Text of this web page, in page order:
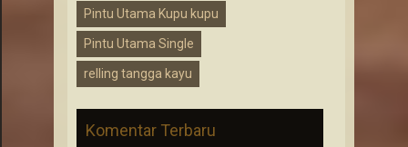
Pintu Utama Kupu kupu
Pintu Utama Single
relling tangga kayu
Komentar Terbaru